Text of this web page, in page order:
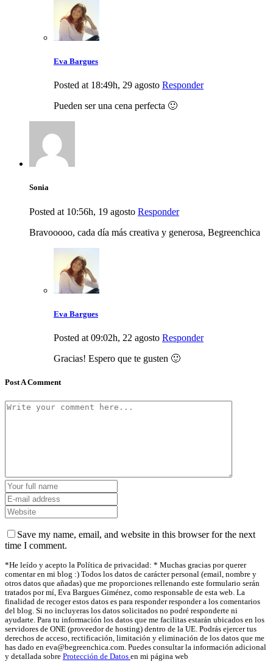
Eva Bargues
Posted at 18:49h, 29 agosto Responder
Pueden ser una cena perfecta 🙂
Sonia
Posted at 10:56h, 19 agosto Responder
Bravooooo, cada día más creativa y generosa, Begreenchica
Eva Bargues
Posted at 09:02h, 22 agosto Responder
Gracias! Espero que te gusten 🙂
Post A Comment
Save my name, email, and website in this browser for the next
time I comment.
*He leído y acepto la Política de privacidad: * Muchas gracias por querer
comentar en mi blog :) Todos los datos de carácter personal (email, nombre y
otros datos que añadas) que me proporciones rellenando este formulario serán
tratados por mí, Eva Bargues Giménez, como responsable de esta web. La
finalidad de recoger estos datos es para responder responder a los comentarios
del blog. Si no incluyeras los datos solicitados no podré responderte ni
ayudarte. Para tu información los datos que me facilitas estarán ubicados en los
servidores de ONE (proveedor de hosting) dentro de la UE. Podrás ejercer tus
derechos de acceso, rectificación, limitación y eliminación de los datos que me
has dado en eva@begreenchica.com. Puedes consultar la información adicional
y detallada sobre Protección de Datos en mi página web